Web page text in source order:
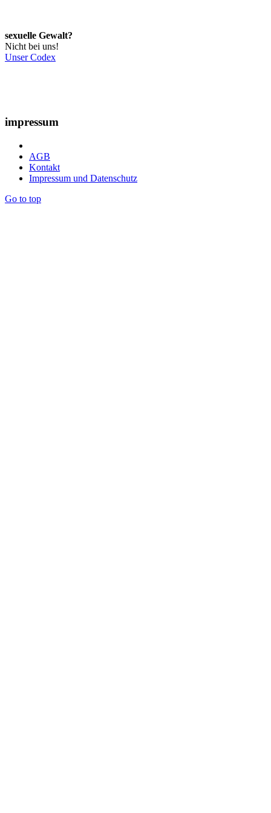
sexuelle Gewalt?
Nicht bei uns!
Unser Codex
impressum
AGB
Kontakt
Impressum und Datenschutz
Go to top